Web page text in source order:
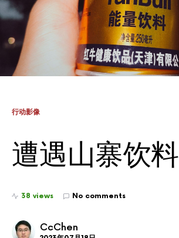
行动影像
遭遇山寨饮料
38 views No comments
CcChen